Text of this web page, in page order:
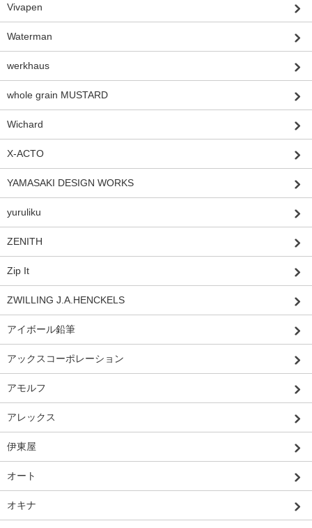
Vivapen
Waterman
werkhaus
whole grain MUSTARD
Wichard
X-ACTO
YAMASAKI DESIGN WORKS
yuruliku
ZENITH
Zip It
ZWILLING J.A.HENCKELS
アイボール鉛筆
アックスコーポレーション
アモルフ
アレックス
伊東屋
オート
オキナ